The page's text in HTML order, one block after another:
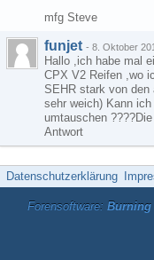
mfg Steve
funjet - 8. Oktober
Hallo ,ich habe mal
CPX V2 Reifen ,wo
SEHR stark von den
sehr weich) Kann
umtauschen
Antwort
Datenschutzerklärung
Forensoftware: Burning